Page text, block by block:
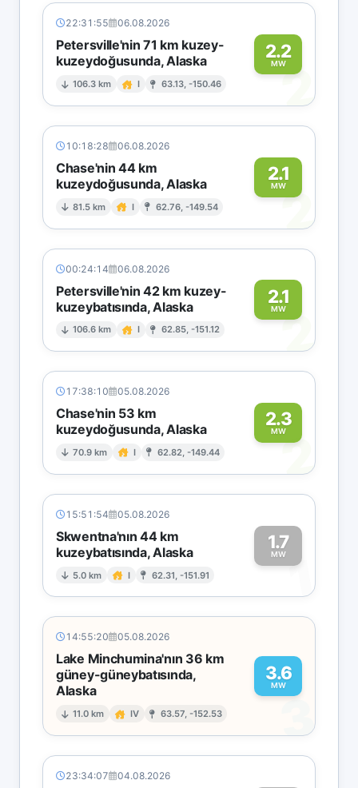
22:31:55 06.08.2026
Petersville'nin 71 km kuzey-
kuzeydoğusunda, Alaska
106.3 km I 63.13, -150.46
2.2
MW2
10:18:28 06.08.2026
Chase'nin 44 km
kuzeydoğusunda, Alaska
81.5 km I 62.76, -149.54
2.1
MW2
00:24:14 06.08.2026
Petersville'nin 42 km kuzey-
kuzeybatısında, Alaska
106.6 km I 62.85, -151.12
2.1
MW2
17:38:10 05.08.2026
Chase'nin 53 km
kuzeydoğusunda, Alaska
70.9 km I 62.82, -149.44
2.3
MW
2
15:51:54 05.08.2026
Skwentna'nın 44 km
kuzeybatısında, Alaska
5.0 km I 62.31, -151.91
1.7
MW1
14:55:20 05.08.2026
Lake Minchumina'nın 36 km
güney-güneybatısında,
Alaska
11.0 km IV 63.57, -152.53
3.6
MW
3
23:34:07 04.08.2026